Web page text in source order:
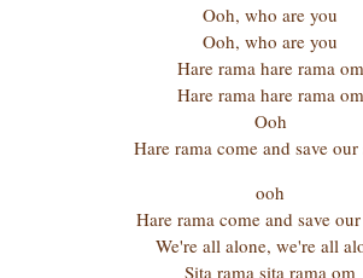
Ooh, who are you
Ooh, who are you
Hare rama hare rama om
Hare rama hare rama om
Ooh
Hare rama come and save our
ooh
Hare rama come and save
We're all alone, we're all
Sita rama sita rama om